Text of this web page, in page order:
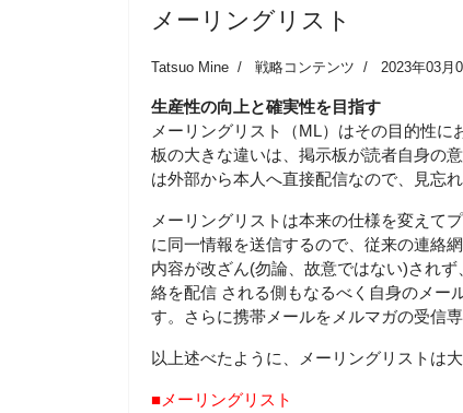
メーリングリスト
Tatsuo Mine 戦略コンテンツ 2023年03月
生産性の向上と確実性を目指す
メーリングリスト（ML）はその目的性
板の大きな違いは、掲示板が読者自身の
は外部から本人へ直接配信なので、見忘
メーリングリストは本来の仕様を変えて
に同一情報を送信するので、従来の連絡
内容が改ざん(勿論、故意ではない)され
絡を配信 される側もなるべく自身のメー
す。さらに携帯メールをメルマガの受信
以上述べたように、メーリングリストは
■メーリングリスト